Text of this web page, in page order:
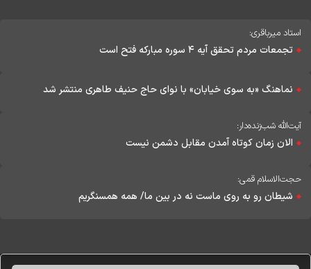
استاد میرباقری:
تجمعات مردم تحقق آیه ۴ سوره مبارکه فتح است
نماهنگ «به سوی خیابان» با نوای حاج حنیف طاهری منتشر شد
آیت‌الله شب‌زنده‌دار:
الان زمان کوتاه آمدن مقابل دشمن نیست
حجت‌الاسلام قمی:
شیطان رو به روی ماست نه در بین ما/ همه همسنگریم